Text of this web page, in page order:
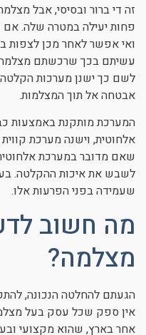
זה די ברור ובסיסי, אבל
פחות יעילה במטרה שלה.
ואי אפשר לאחר מכן
עשיתם בכך שרכשתם מצלמה
לשם כך ישנן מערכות
אבטחה אל תוך המצלמות.
המערכת מותקנת באמצעות
אלחוטית, וישנה מערכת
שאם מדובר במערכת
לשבש את איכות ההקלטה.
שעמידה בפני הפרעות אלו.
מה חשוב
מצלמה?
הגעתם להחלטה הנכונה,
אין ספק שכל עסק בעל
אחר בארץ, שהוא מקצועי